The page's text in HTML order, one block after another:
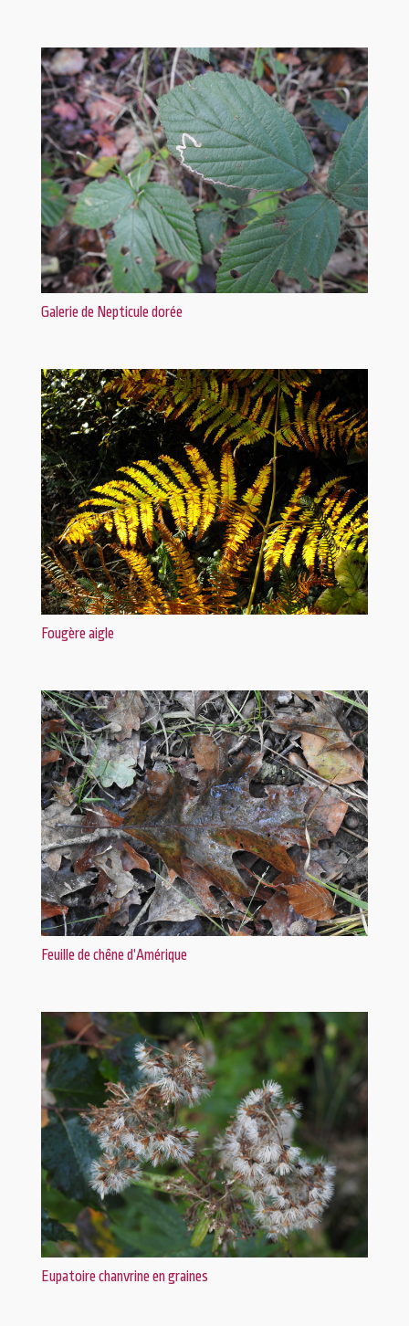
Galerie de Nepticule dorée
Fougère aigle
Feuille de chêne d’Amérique
Eupatoire chanvrine en graines